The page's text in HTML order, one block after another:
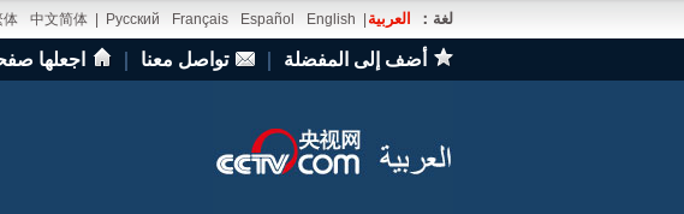
لغة： العربية English
Español
Français
Русский
中文简体
体
أضف إلى المفضلة تواصل معنا اجعلها